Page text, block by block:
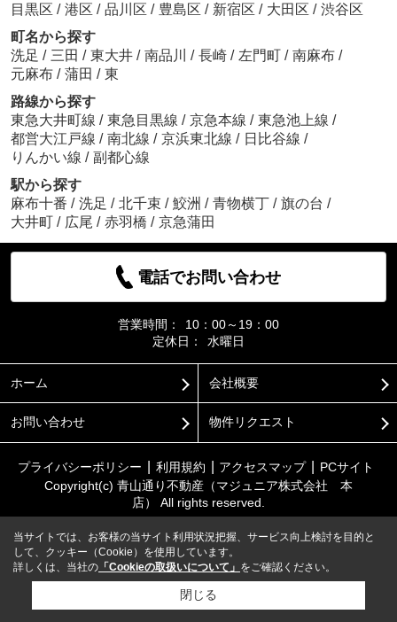
目黒区 / 港区 / 品川区 / 豊島区 / 新宿区 / 大田区 / 渋谷区
町名から探す
洗足 / 三田 / 東大井 / 南品川 / 長崎 / 左門町 / 南麻布 /
元麻布 / 蒲田 / 東
路線から探す
東急大井町線 / 東急目黒線 / 京急本線 / 東急池上線 /
都営大江戸線 / 南北線 / 京浜東北線 / 日比谷線 /
りんかい線 / 副都心線
駅から探す
麻布十番 / 洗足 / 北千束 / 鮫洲 / 青物横丁 / 旗の台 /
大井町 / 広尾 / 赤羽橋 / 京急蒲田
電話でお問い合わせ
営業時間：
10：00～19：00
定休日：
水曜日
ホーム 会社概要
お問い合わせ 物件リクエスト
プライバシーポリシー 利用規約 アクセスマップ
PCサイト
Copyright(c) 青山通り不動産（マジュニア株式会社 本
店） All rights reserved.
当サイトでは、お客様の当サイト利用状況把握、サービス向上検討を目的と
して、クッキー（Cookie）を使用しています。
詳しくは、当社の 「Cookieの取扱いについて」 をご確認ください。
閉じる